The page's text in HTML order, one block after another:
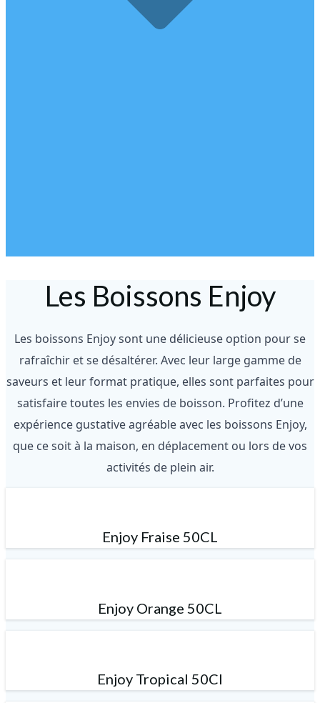
Les Boissons Enjoy
Les boissons Enjoy sont une délicieuse option pour se
rafraîchir et se désaltérer. Avec leur large gamme de
saveurs et leur format pratique, elles sont parfaites pour
satisfaire toutes les envies de boisson. Profitez d’une
expérience gustative agréable avec les boissons Enjoy,
que ce soit à la maison, en déplacement ou lors de vos
activités de plein air.
Enjoy Fraise 50CL
Enjoy Orange 50CL
Enjoy Tropical 50Cl